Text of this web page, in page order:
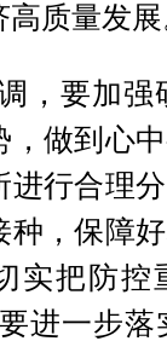
高质量发
，要加强
，做到心
进行合理
种，保障
实把防控
进一步